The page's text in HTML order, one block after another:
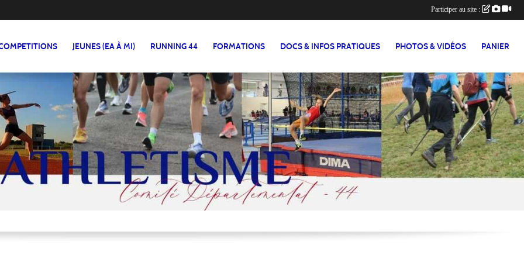
JEUNES (EA À MI) RUNNING 44 FORMATIONS DOCS & INFOS PRATIQUES PHOTOS & VIDÉOS PANIER
Participer au site :